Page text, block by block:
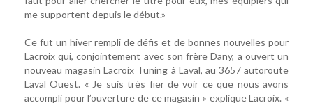
me supportent depuis le début.»
Ce fut un hiver rempli de défis et de bonnes nouvelles pour
Lacroix qui, conjointement avec son frère Dany, a ouvert un
nouveau magasin Lacroix Tuning à Laval, au 3657 autoroute
Laval Ouest. « Je suis très fier de voir ce que nous avons
accompli pour l’ouverture de ce magasin » explique Lacroix. «